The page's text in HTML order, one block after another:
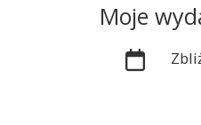
Moje